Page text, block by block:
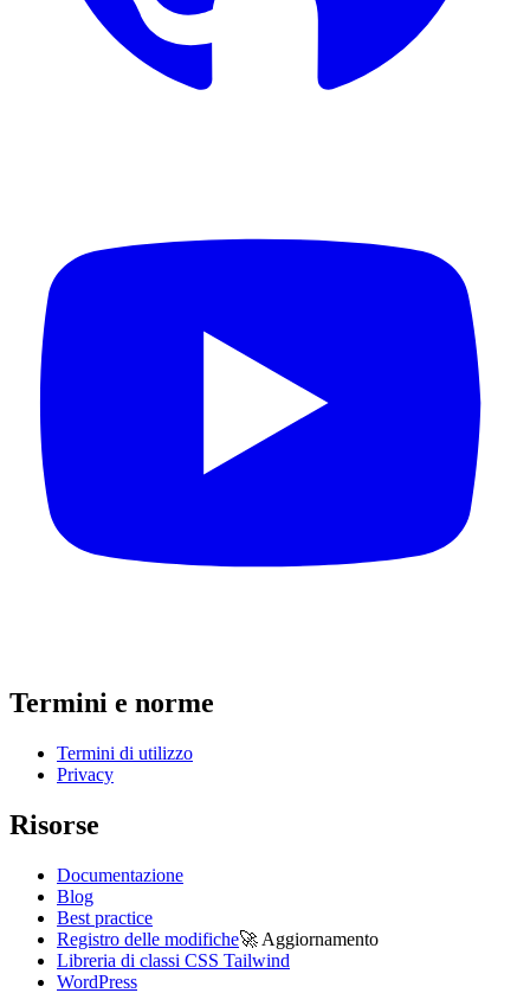
Termini e norme
Termini di utilizzo
Privacy
Risorse
Documentazione
Blog
Best practice
Registro delle modifiche🚀 Aggiornamento
Libreria di classi CSS Tailwind
WordPress